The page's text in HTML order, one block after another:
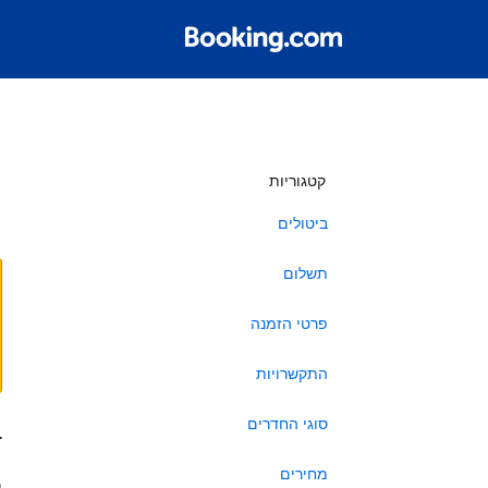
קטגוריות
ביטולים
תשלום
פרטי הזמנה
התקשרויות
סוגי החדרים
מחירים